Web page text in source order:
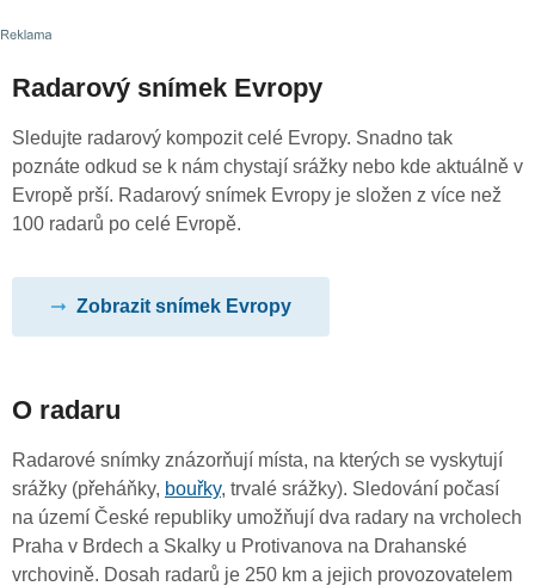
Radarový snímek Evropy
Sledujte radarový kompozit celé Evropy. Snadno tak
poznáte odkud se k nám chystají srážky nebo kde aktuálně v
Evropě prší. Radarový snímek Evropy je složen z více než
100 radarů po celé Evropě.
Zobrazit snímek Evropy
O radaru
Radarové snímky znázorňují místa, na kterých se vyskytují
srážky (přeháňky, bouřky, trvalé srážky). Sledování počasí
na území České republiky umožňují dva radary na vrcholech
Praha v Brdech a Skalky u Protivanova na Drahanské
vrchovině. Dosah radarů je 250 km a jejich provozovatelem